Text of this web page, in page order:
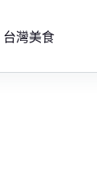
台灣美食